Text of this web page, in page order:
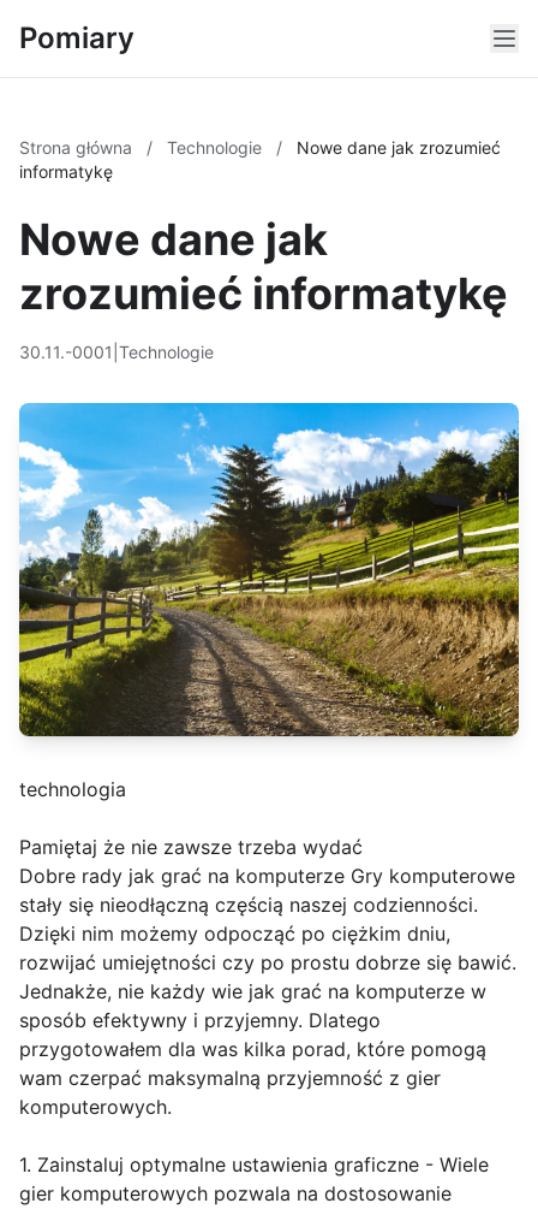
Pomiary
Strona główna / Technologie /
Nowe dane jak zrozumieć
informatykę
Nowe dane jak
zrozumieć informatykę
30.11.-0001 Technologie
technologia
Pamiętaj że nie zawsze trzeba wydać
Dobre rady jak grać na komputerze Gry komputerowe
stały się nieodłączną częścią naszej codzienności.
Dzięki nim możemy odpocząć po ciężkim dniu,
rozwijać umiejętności czy po prostu dobrze się bawić.
Jednakże, nie każdy wie jak grać na komputerze w
sposób efektywny i przyjemny. Dlatego
przygotowałem dla was kilka porad, które pomogą
wam czerpać maksymalną przyjemność z gier
komputerowych.
1. Zainstaluj optymalne ustawienia graficzne - Wiele
gier komputerowych pozwala na dostosowanie